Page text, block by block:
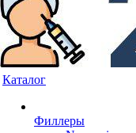
Каталог
Филлеры